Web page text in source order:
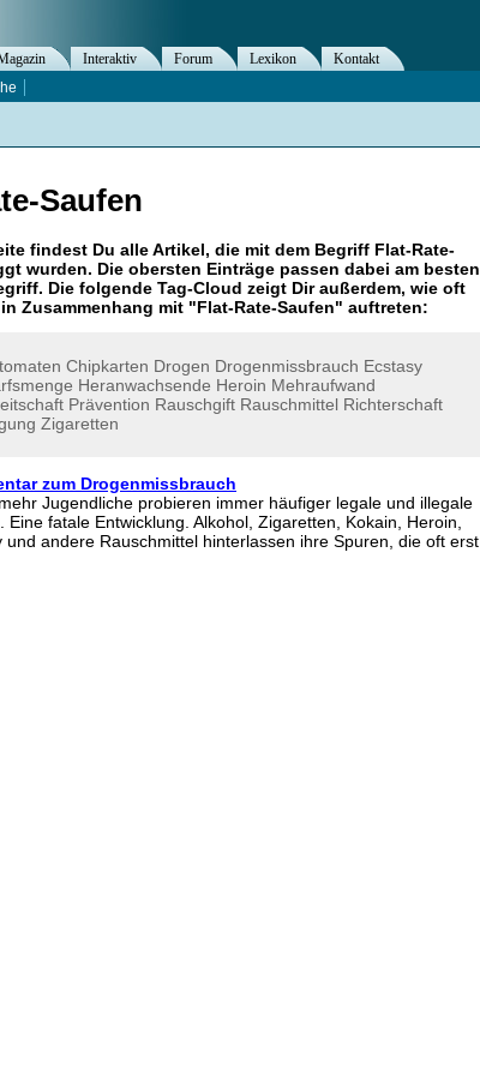
Saufen
findest Du alle Artikel, die mit dem Begriff Flat-Rate-
wurden. Die obersten Einträge passen dabei am besten
Die folgende Tag-Cloud zeigt Dir außerdem, wie oft
Zusammenhang mit "Flat-Rate-Saufen" auftreten:
Chipkarten Drogen Drogenmissbrauch Ecstasy
Heranwachsende Heroin Mehraufwand
Prävention Rauschgift Rauschmittel Richterschaft
Zigaretten
zum Drogenmissbrauch
Jugendliche probieren immer häufiger legale und illegale
Eine fatale Entwicklung. Alkohol, Zigaretten, Kokain, Heroin,
und andere Rauschmittel hinterlassen ihre Spuren, die oft erst
Interaktiv Forum Lexikon
Kontakt